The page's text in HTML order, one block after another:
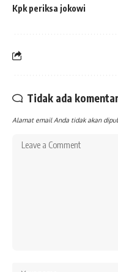
Kpk periksa jokowi
Tidak ada komentar
Alamat email Anda tidak akan